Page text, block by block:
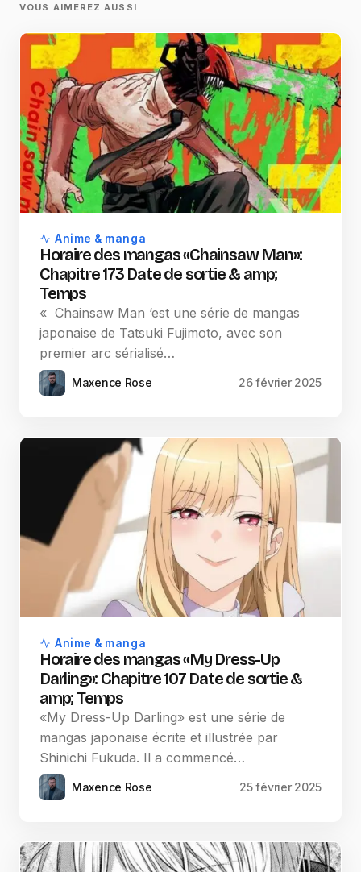
VOUS AIMEREZ AUSSI
Anime & manga
Horaire des mangas «Chainsaw Man»:
Chapitre 173 Date de sortie & amp;
Temps
« Chainsaw Man ‘est une série de mangas
japonaise de Tatsuki Fujimoto, avec son
premier arc sérialisé…
Maxence Rose 26 février 2025
Anime & manga
Horaire des mangas «My Dress-Up
Darling»: Chapitre 107 Date de sortie &
amp; Temps
«My Dress-Up Darling» est une série de
mangas japonaise écrite et illustrée par
Shinichi Fukuda. Il a commencé…
Maxence Rose 25 février 2025